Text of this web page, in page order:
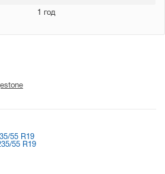
1 год
55 R19
55 R19